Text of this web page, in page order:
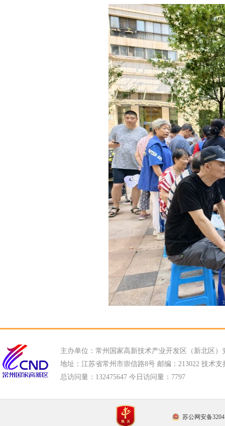
主办单位：常州国家高新技术产业开发区（新北区）
地址：江苏省常州市崇信路8号 邮编：213022 技术支
总访问量： 132475647 今日访问量： 7797
苏公网安备